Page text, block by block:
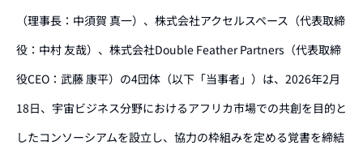
（理事長：中須賀 真一）、株式会社アクセルスペース（代表取締
役：中村 友哉）、株式会社Double Feather Partners（代表取締
役CEO：武藤 康平）の4団体（以下「当事者」）は、2026年2月
18日、宇宙ビジネス分野におけるアフリカ市場での共創を目的と
したコンソーシアムを設立し、協力の枠組みを定める覚書を締結